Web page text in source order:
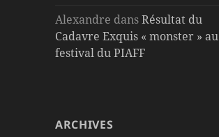
Alexandre dansRésultat du
Cadavre Exquis « monster » au
festival du PIAFF
ARCHIVES